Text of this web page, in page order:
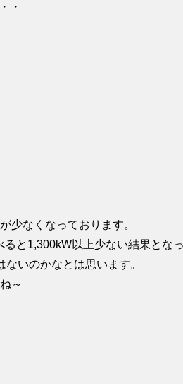
・
少なくなっております。
と1,300kW以上少ない結果となっ
いのかなとは思います。
～